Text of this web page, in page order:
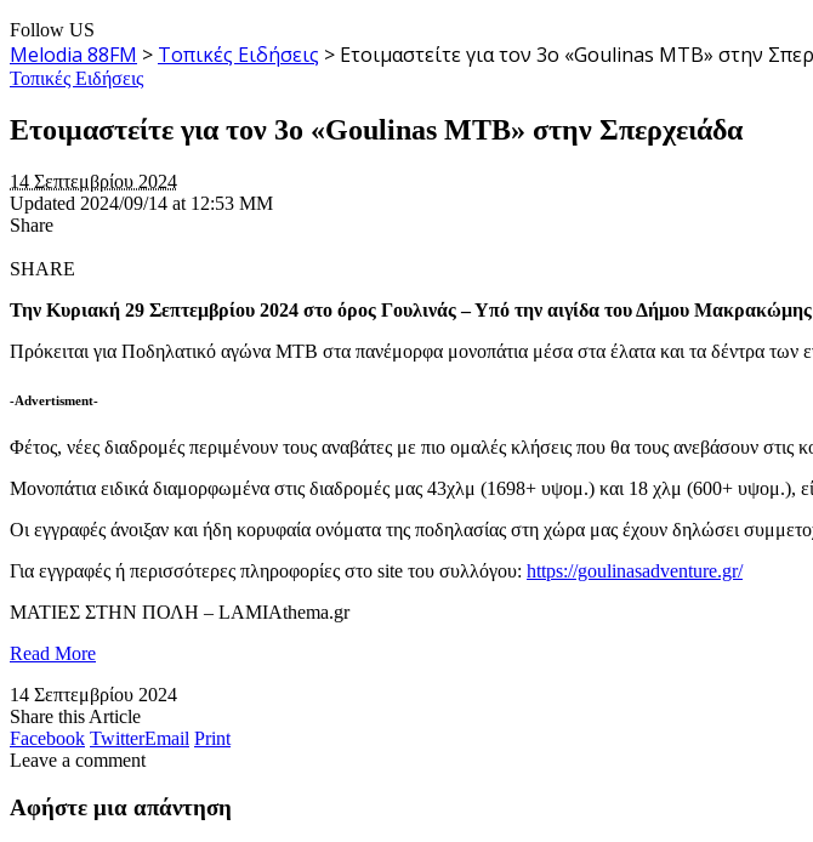
Follow US
Melodia 88FM > Τοπικές Ειδήσεις > Ετοιμαστείτε για τον 3ο «Goulinas ΜΤΒ» στην
Τοπικές Ειδήσεις
Ετοιμαστείτε για τον 3ο «Goulinas ΜΤΒ» στην Σπερχειάδα
14 Σεπτεμβρίου 2024
Updated 2024/09/14 at 12:53 ΜΜ
Share
SHARE
Την Κυριακή 29 Σεπτεμβρίου 2024 στο όρος Γουλινάς – Υπό την αιγίδα του Δήμου Μακρακώμης
Πρόκειται για Ποδηλατικό αγώνα ΜΤΒ στα πανέμορφα μονοπάτια μέσα στα έλατα και τα δέντρα των
-Advertisment-
Φέτος, νέες διαδρομές περιμένουν τους αναβάτες με πιο ομαλές κλήσεις που θα τους ανεβάσουν στις
Μονοπάτια ειδικά διαμορφωμένα στις διαδρομές μας 43χλμ (1698+ υψομ.) και 18 χλμ (600+ υψομ.),
Οι εγγραφές άνοιξαν και ήδη κορυφαία ονόματα της ποδηλασίας στη χώρα μας έχουν δηλώσει
Για εγγραφές ή περισσότερες πληροφορίες στο site του συλλόγου: https://goulinasadventure.gr/
​ΜΑΤΙΕΣ ΣΤΗΝ ΠΟΛΗ – LAMIAthema.gr
Read More
14 Σεπτεμβρίου 2024
Share this Article
Facebook TwitterEmail Print
Leave a comment
Αφήστε μια απάντηση